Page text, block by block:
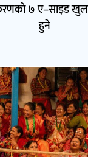
७ ए–साइड
हुने